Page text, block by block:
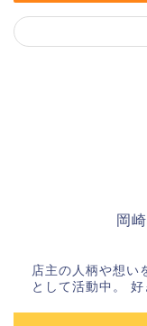
岡
店主の人柄や想い
として活動中。 好